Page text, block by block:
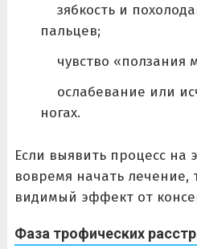
зябкость и
пальцев;
чувство «ползания
ослабевание или
ногах.
Если выявить процесс на
вовремя начать лечение,
видимый эффект от
Фаза трофических